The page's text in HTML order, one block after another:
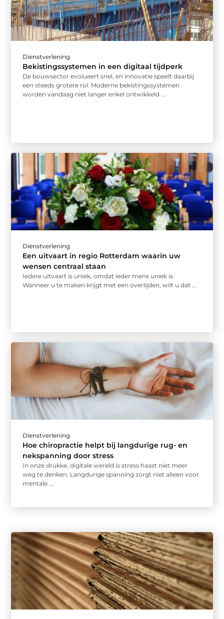
Dienstverlening
Bekistingssystemen in een digitaal tijdperk
De bouwsector evolueert snel, en innovatie speelt daarbij
een steeds grotere rol. Moderne bekistingssystemen
worden vandaag niet langer enkel ontwikkeld ...
Dienstverlening
Een uitvaart in regio Rotterdam waarin uw
wensen centraal staan
Iedere uitvaart is uniek, omdat ieder mens uniek is.
Wanneer u te maken krijgt met een overlijden, wilt u dat ...
Dienstverlening
Hoe chiropractie helpt bij langdurige rug- en
nekspanning door stress
In onze drukke, digitale wereld is stress haast niet meer
weg te denken. Langdurige spanning zorgt niet alleen voor
mentale ...